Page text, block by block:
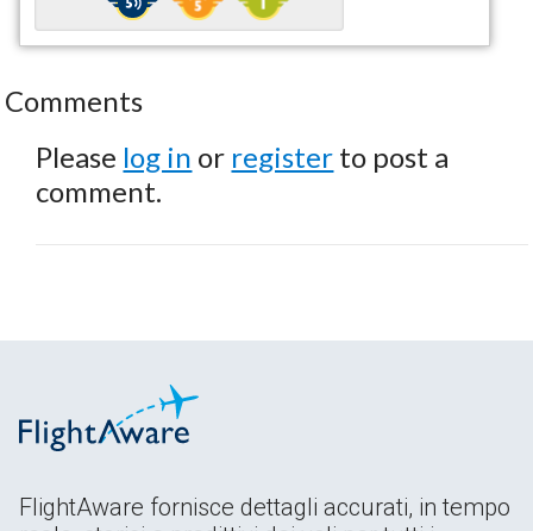
Comments
Please log in or register to post a
comment.
FlightAware fornisce dettagli accurati, in tempo